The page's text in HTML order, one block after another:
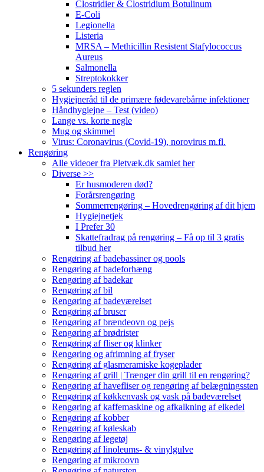
Clostridier & Clostridium Botulinum
E-Coli
Legionella
Listeria
MRSA – Methicillin Resistent Stafylococcus
Aureus
Salmonella
Streptokokker
5 sekunders reglen
Hygiejneråd til de primære fødevarebårne infektioner
Håndhygiejne – Test (video)
Lange vs. korte negle
Mug og skimmel
Virus: Coronavirus (Covid-19), norovirus m.fl.
Rengøring
Alle videoer fra Pletvæk.dk samlet her
Diverse >>
Er husmoderen død?
Forårsrengøring
Sommerrengøring – Hovedrengøring af dit hjem
Hygiejnetjek
I Prefer 30
Skattefradrag på rengøring – Få op til 3 gratis
tilbud her
Rengøring af badebassiner og pools
Rengøring af badeforhæng
Rengøring af badekar
Rengøring af bil
Rengøring af badeværelset
Rengøring af bruser
Rengøring af brændeovn og pejs
Rengøring af brødrister
Rengøring af fliser og klinker
Rengøring og afrimning af fryser
Rengøring af glasmeramiske kogeplader
Rengøring af grill | Trænger din grill til en rengøring?
Rengøring af havefliser og rengøring af belægningssten
Rengøring af køkkenvask og vask på badeværelset
Rengøring af kaffemaskine og afkalkning af elkedel
Rengøring af kobber
Rengøring af køleskab
Rengøring af legetøj
Rengøring af linoleums- & vinylgulve
Rengøring af mikroovn